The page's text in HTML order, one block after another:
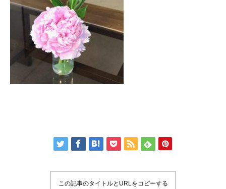
この記事のタイトルとURLをコピーする